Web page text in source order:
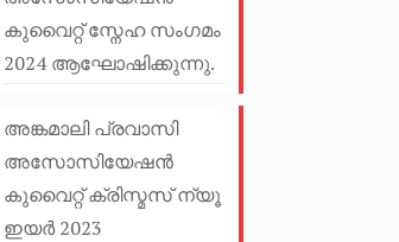
കുവൈറ്റ് സ്നേഹ സംഗമം
2024 ആഘോഷിക്കുന്നു.
അങ്കമാലി പ്രവാസി
അസോസിയേഷൻ
കുവൈറ്റ് ക്രിസ്മസ് ന്യൂ
ഇയർ 2023